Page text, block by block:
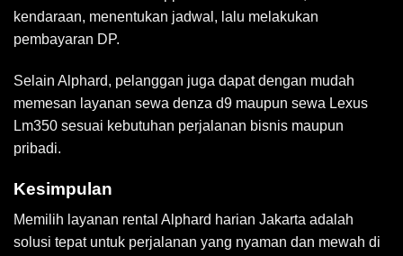
kendaraan, menentukan jadwal, lalu melakukan
pembayaran DP.
Selain Alphard, pelanggan juga dapat dengan mudah
memesan layanan sewa denza d9 maupun sewa Lexus
Lm350 sesuai kebutuhan perjalanan bisnis maupun
pribadi.
Kesimpulan
Memilih layanan rental Alphard harian Jakarta adalah
solusi tepat untuk perjalanan yang nyaman dan mewah di